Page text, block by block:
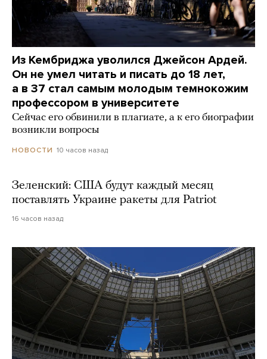
Из Кембриджа уволился Джейсон Ардей.
Он не умел читать и писать до 18 лет,
а в 37 стал самым молодым темнокожим
профессором в университете
Сейчас его обвинили в плагиате, а к его биографии
возникли вопросы
НОВОСТИ 10 часов назад
Зеленский: США будут каждый месяц
поставлять Украине ракеты для Patriot
16 часов назад